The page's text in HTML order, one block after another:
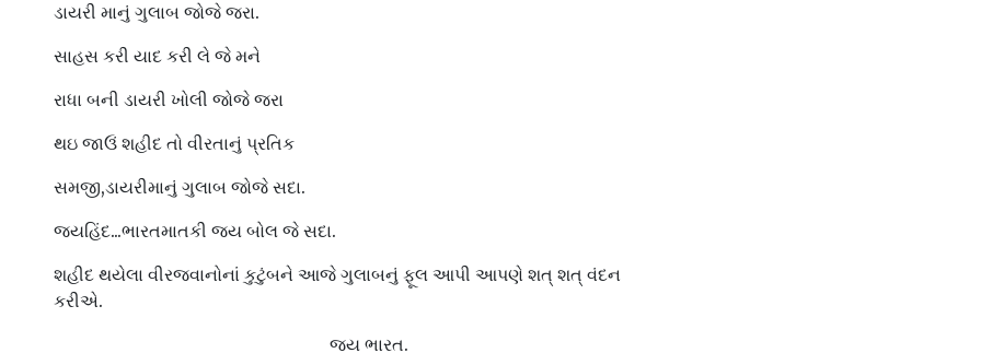
ડાયરી માનું ગુલાબ જોજે જરા.
સાહસ કરી યાદ કરી લે જે મને
રાધા બની ડાયરી ખોલી જોજે જરા
થઇ જાઉં શહીદ તો વીરતાનું પ્રતિક
સમજી,ડાયરીમાનું ગુલાબ જોજે સદા.
જયહિંદ...ભારતમાતકી જય બોલ જે સદા.
શહીદ થયેલા વીરજવાનોનાં કુટુંબને આજે ગુલાબનું ફૂલ આપી આપણે શત્ શત્ વંદન
કરીએ.
જય ભારત.